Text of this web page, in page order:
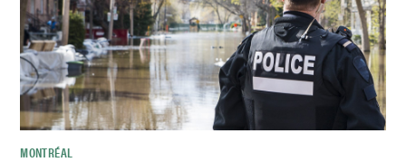
MONTRÉAL